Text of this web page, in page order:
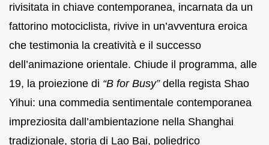
rivisitata in chiave contemporanea, incarnata da un
fattorino motociclista, rivive in un’avventura eroica
che testimonia la creatività e il successo
dell’animazione orientale. Chiude il programma, alle
19, la proiezione di “B for Busy” della regista Shao
Yihui: una commedia sentimentale contemporanea
impreziosita dall’ambientazione nella Shanghai
tradizionale, storia di Lao Bai, poliedrico